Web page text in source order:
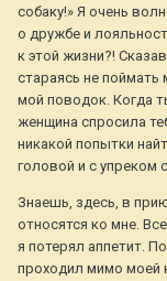
собаку!» Я очень
о дружбе и
к этой жизни?!
стараясь не поймать
мой поводок. Когда
женщина спросила
никакой попытки
головой и с упреком
Знаешь, здесь, в
относятся ко мне.
я потерял аппетит.
проходил мимо моей